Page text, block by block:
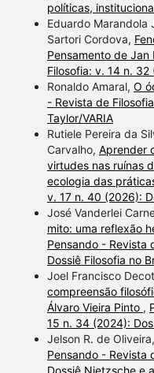
políticas,
Eduardo Marandola
Sartori Cordova,
Pensamento de Jan
Filosofia: v. 14 n.
Ronaldo Amaral, O
- Revista de
Taylor/VARIA
Rutiele Pereira da
Carvalho, Aprender
virtudes nas ruínas
ecologia das
v. 17 n. 40 (2026):
José Vanderlei
mito: uma reflexão
Pensando - Revista
Dossiê Filosofia no
Joel Francisco
compreensão
Álvaro Vieira Pinto ,
15 n. 34 (2024):
Jelson R. de Oliveira,
Pensando - Revista